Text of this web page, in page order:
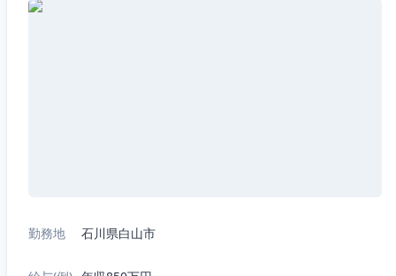
勤務地 石川県白山市